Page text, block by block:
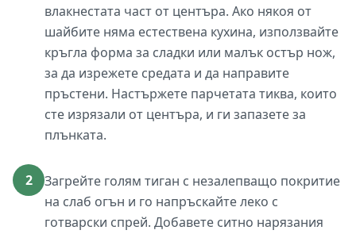
влакнестата част от центъра. Ако някоя от
шайбите няма естествена кухина, използвайте
кръгла форма за сладки или малък остър нож,
за да изрежете средата и да направите
пръстени. Настържете парчетата тиква, които
сте изрязали от центъра, и ги запазете за
плънката.
2
Загрейте голям тиган с незалепващо покритие
на слаб огън и го напръскайте леко с
готварски спрей. Добавете ситно нарязания